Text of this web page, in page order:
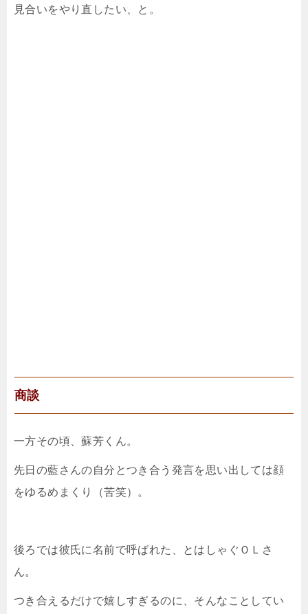
見合いをやり直したい、と。
商談
一方その頃、蘇芳くん。
先日の藍さんの自分とつき合う発言を思い出しては顔
をゆるめまくり（苦笑）。
後ろでは彼氏に名前で呼ばれた、とはしゃぐＯＬさ
ん。
つき合えるだけで嬉しすぎるのに、そんなことしてい